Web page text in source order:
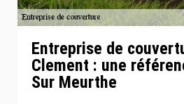
Entreprise de
Clement : une
Sur Meurthe